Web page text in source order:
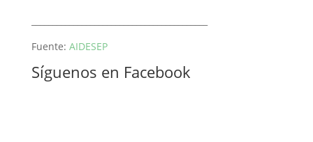
Fuente: AIDESEP
Síguenos en Facebook